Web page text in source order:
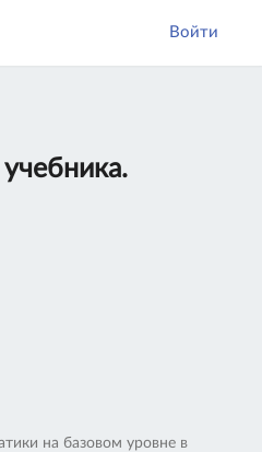
Войти
на базовом уровне в